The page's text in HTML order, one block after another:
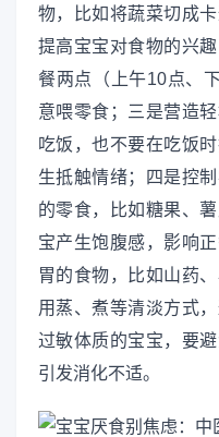
物，比如将蔬菜切成
提高宝宝对食物的兴
餐两点（上午10点、
意喂零食；三是营造
吃饭，也不要在吃饭
生抵触情绪；四是控
的零食，比如糖果、
宝产生饱腹感，影响
胃的食物，比如山药
用蒸、煮等清淡方式
过敏体质的宝宝，要
引发消化不适。